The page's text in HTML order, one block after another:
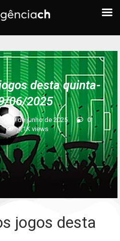
desta quinta-
06/2025
19 de junho de 2025
0
1,1K views
jogos desta